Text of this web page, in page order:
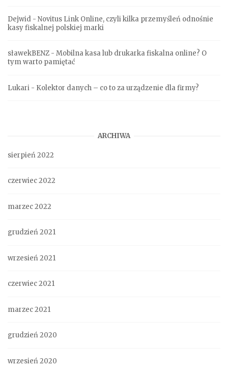
Dejwid - Novitus Link Online, czyli kilka przemyśleń odnośnie
kasy fiskalnej polskiej marki
sławekBENZ - Mobilna kasa lub drukarka fiskalna online? O
tym warto pamiętać
Lukari - Kolektor danych – co to za urządzenie dla firmy?
ARCHIWA
sierpień 2022
czerwiec 2022
marzec 2022
grudzień 2021
wrzesień 2021
czerwiec 2021
marzec 2021
grudzień 2020
wrzesień 2020